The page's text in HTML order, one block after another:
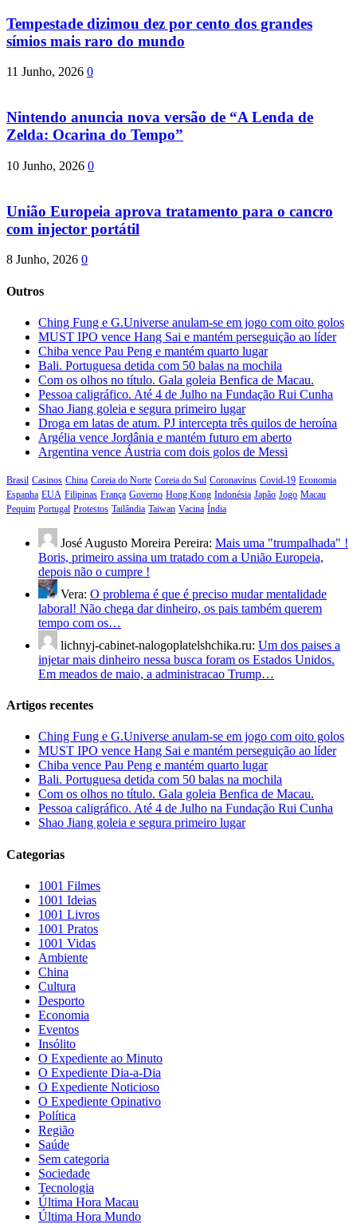
Tempestade dizimou dez por cento dos grandes
símios mais raro do mundo
11 Junho, 2026 0
Nintendo anuncia nova versão de “A Lenda de
Zelda: Ocarina do Tempo”
10 Junho, 2026 0
União Europeia aprova tratamento para o cancro
com injector portátil
8 Junho, 2026 0
Outros
Ching Fung e G.Universe anulam-se em jogo com oito golos
MUST IPO vence Hang Sai e mantém perseguição ao líder
Chiba vence Pau Peng e mantém quarto lugar
Bali. Portuguesa detida com 50 balas na mochila
Com os olhos no título. Gala goleia Benfica de Macau.
Pessoa caligráfico. Até 4 de Julho na Fundação Rui Cunha
Shao Jiang goleia e segura primeiro lugar
Droga em latas de atum. PJ intercepta três quilos de heroína
Argélia vence Jordânia e mantém futuro em aberto
Argentina vence Áustria com dois golos de Messi
Brasil Casinos China Coreia do Norte Coreia do Sul Coronavírus Covid-19 Economia
Espanha EUA Filipinas França Governo Hong Kong Indonésia Japão Jogo Macau
Pequim Portugal Protestos Tailândia Taiwan Vacina Índia
José Augusto Moreira Pereira: Mais uma "trumpalhada" !
Boris, primeiro assina um tratado com a União Europeia,
depois não o cumpre !
Vera: O problema é que é preciso mudar mentalidade
laboral! Não chega dar dinheiro, os pais também querem
tempo com os…
lichnyj-cabinet-nalogoplatelshchika.ru: Um dos paises a
injetar mais dinheiro nessa busca foram os Estados Unidos.
Em meados de maio, a administracao Trump…
Artigos recentes
Ching Fung e G.Universe anulam-se em jogo com oito golos
MUST IPO vence Hang Sai e mantém perseguição ao líder
Chiba vence Pau Peng e mantém quarto lugar
Bali. Portuguesa detida com 50 balas na mochila
Com os olhos no título. Gala goleia Benfica de Macau.
Pessoa caligráfico. Até 4 de Julho na Fundação Rui Cunha
Shao Jiang goleia e segura primeiro lugar
Categorias
1001 Filmes
1001 Ideias
1001 Livros
1001 Pratos
1001 Vidas
Ambiente
China
Cultura
Desporto
Economia
Eventos
Insólito
O Expediente ao Minuto
O Expediente Dia-a-Dia
O Expediente Noticioso
O Expediente Opinativo
Política
Região
Saúde
Sem categoria
Sociedade
Tecnologia
Última Hora Macau
Última Hora Mundo